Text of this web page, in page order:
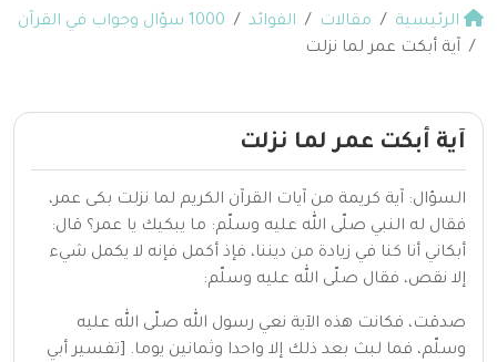
الرئيسية مقالات الفوائد
1000 سؤال وجواب في القرآن
آية أبكت عمر لما نزلت
آية أبكت عمر لما نزلت
السؤال: آية كريمة من آيات القرآن الكريم لما نزلت بكى عمر،
فقال له النبي صلّى الله عليه وسلّم: ما يبكيك يا عمر؟ قال:
أبكاني أنا كنا في زيادة من ديننا، فإذ أكمل فإنه لا يكمل شيء
إلا نقص، فقال صلّى الله عليه وسلّم:
صدقت، فكانت هذه الآية نعي رسول الله صلّى الله عليه
وسلّم، فما لبث بعد ذلك إلا واحدا وثمانين يوما. [تفسير أبي